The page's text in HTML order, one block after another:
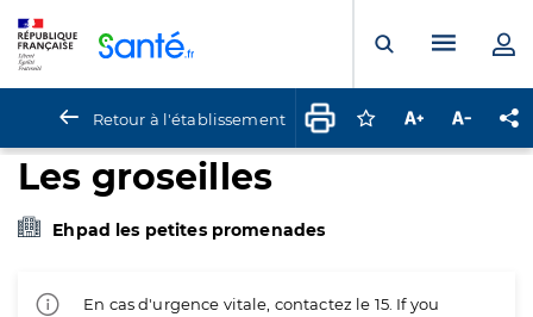
Ouvrir laMenu
Retour à l'établissement Connectez-vous
Augmenter la
Les groseilles
Ehpad les petites promenades
En cas d'urgence vitale, contactez le 15. If you